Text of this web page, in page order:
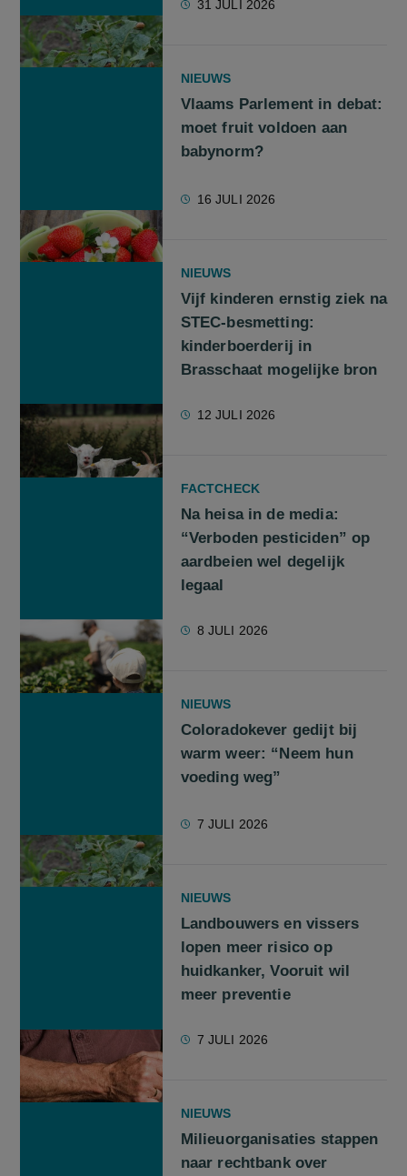
31 JULI 2026
NIEUWS
Vlaams Parlement in debat:
moet fruit voldoen aan
babynorm?
16 JULI 2026
NIEUWS
Vijf kinderen ernstig ziek na
STEC-besmetting:
kinderboerderij in
Brasschaat mogelijke bron
12 JULI 2026
FACTCHECK
Na heisa in de media:
“Verboden pesticiden” op
aardbeien wel degelijk
legaal
8 JULI 2026
NIEUWS
Coloradokever gedijt bij
warm weer: “Neem hun
voeding weg”
7 JULI 2026
NIEUWS
Landbouwers en vissers
lopen meer risico op
huidkanker, Vooruit wil
meer preventie
7 JULI 2026
NIEUWS
Milieuorganisaties stappen
naar rechtbank over